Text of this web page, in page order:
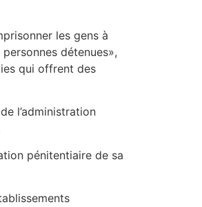
les gens à
détenues»,
qui offrent des
l’administration
pénitentiaire de sa